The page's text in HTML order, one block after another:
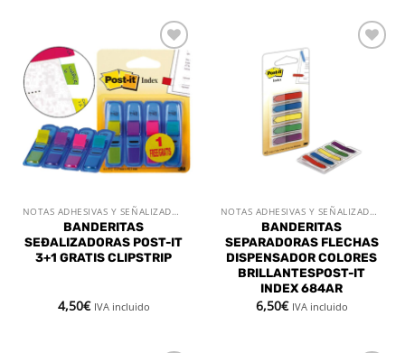
Añadir
a la
lista de
deseos
NOTAS ADHESIVAS Y SEÑALIZADORES
BANDERITAS
SEÐALIZADORAS POST-IT
3+1 GRATIS CLIPSTRIP
4,50€ IVA incluido
NOTAS ADHESIVAS Y SEÑALIZADORES
BANDERITAS
SEPARADORAS FLECHAS
DISPENSADOR COLORES
BRILLANTESPOST-IT
INDEX 684AR
6,50€ IVA incluido